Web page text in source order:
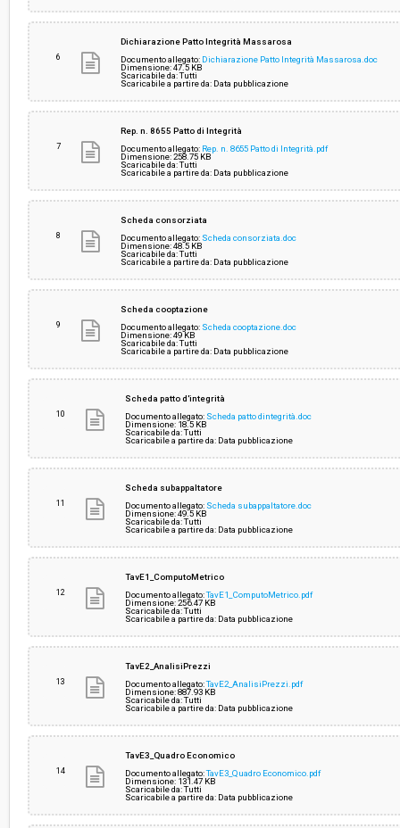
6
Dichiarazione Patto Integrità Massarosa
Documento allegato: Dichiarazione Patto Integrità Massarosa.doc
Dimensione: 47.5 KB
Scaricabile da: Tutti
Scaricabile a partire da: Data pubblicazione
7
Rep. n. 8655 Patto di Integrità
Documento allegato: Rep. n. 8655 Patto di Integrità.pdf
Dimensione: 258.75 KB
Scaricabile da: Tutti
Scaricabile a partire da: Data pubblicazione
8
Scheda consorziata
Documento allegato: Scheda consorziata.doc
Dimensione: 48.5 KB
Scaricabile da: Tutti
Scaricabile a partire da: Data pubblicazione
9
Scheda cooptazione
Documento allegato: Scheda cooptazione.doc
Dimensione: 49 KB
Scaricabile da: Tutti
Scaricabile a partire da: Data pubblicazione
10
Scheda patto d'integrità
Documento allegato: Scheda patto dintegrità.doc
Dimensione: 18.5 KB
Scaricabile da: Tutti
Scaricabile a partire da: Data pubblicazione
11
Scheda subappaltatore
Documento allegato: Scheda subappaltatore.doc
Dimensione: 49.5 KB
Scaricabile da: Tutti
Scaricabile a partire da: Data pubblicazione
12
TavE1_ComputoMetrico
Documento allegato:TavE1_ComputoMetrico.pdf
Dimensione: 256.47 KB
Scaricabile da: Tutti
Scaricabile a partire da: Data pubblicazione
13
TavE2_AnalisiPrezzi
Documento allegato:TavE2_AnalisiPrezzi.pdf
Dimensione: 887.93 KB
Scaricabile da: Tutti
Scaricabile a partire da: Data pubblicazione
14
TavE3_Quadro Economico
Documento allegato:TavE3_Quadro Economico.pdf
Dimensione: 131.47 KB
Scaricabile da: Tutti
Scaricabile a partire da: Data pubblicazione